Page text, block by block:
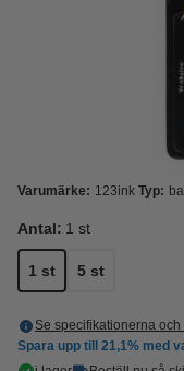
Varumärke: 123ink Typ:
Antal: 1 st
1 st 5 st
Se specifikationerna
Spara upp till 21,1% med